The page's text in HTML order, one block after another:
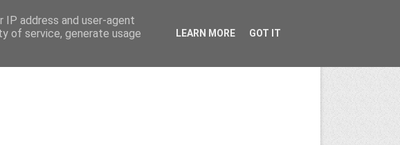
address and user-agent
of service, generate usage
LEARN MORE GOT IT